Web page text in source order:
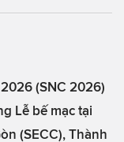
(SNC 2026)
Lễ bế mạc tại
(SECC), Thành